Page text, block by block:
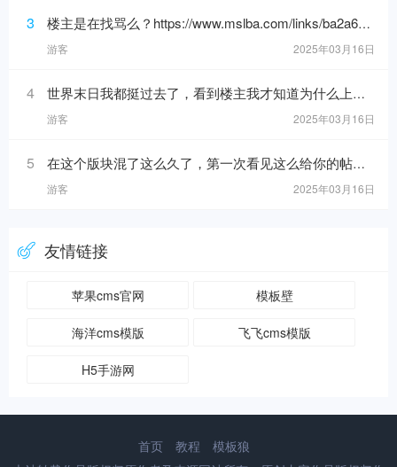
3 楼主是在找骂么？https://www.mslba.com/links/ba2a6192088e25bf881b.html
游客 2025年03月16日
4 世界末日我都挺过去了，看到楼主我才知道为什么上帝留我到现在！https://www.mslba.com/links/eec9a0c20149ccd68621.h
游客 2025年03月16日
5 在这个版块混了这么久了，第一次看见这么给你的帖子！https://www.mslba.com/links/5716dc8b40da881ab332.html
游客 2025年03月16日
友情链接
苹果cms官网 模板壁
海洋cms模版 飞飞cms模版
H5手游网
首页 教程
模板狼